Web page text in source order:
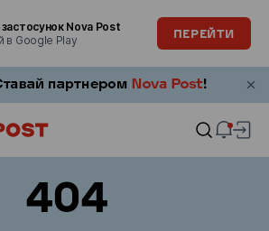
Nova Post
в Google Play
ПЕРЕЙТИ
404